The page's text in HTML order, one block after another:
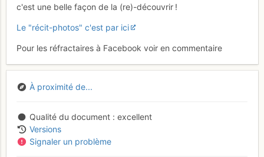
c'est une belle façon de la (re)-découvrir !
Le "récit-photos" c'est par ici
Pour les réfractaires à Facebook voir en commentaire
À proximité de...
Qualité du document
excellent
Versions
Signaler un problème